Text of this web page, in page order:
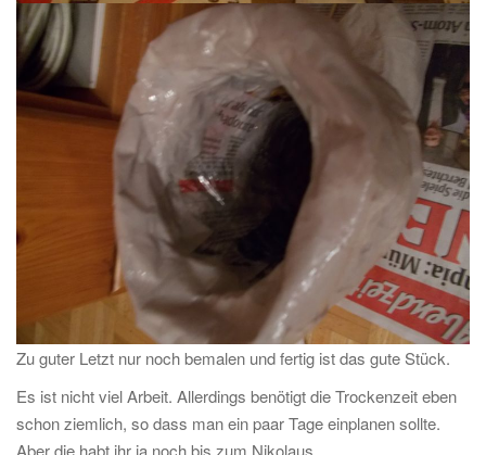
Zu guter Letzt nur noch bemalen und fertig ist das gute Stück.
Es ist nicht viel Arbeit. Allerdings benötigt die Trockenzeit eben
schon ziemlich, so dass man ein paar Tage einplanen sollte.
Aber die habt ihr ja noch bis zum Nikolaus.